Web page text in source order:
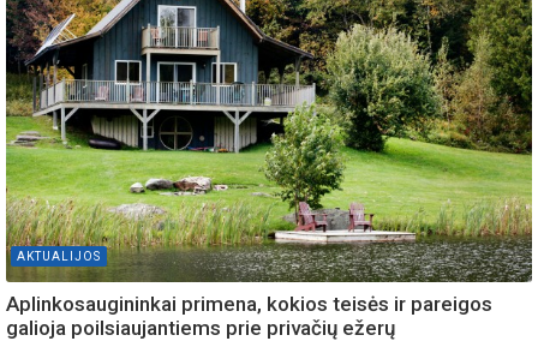
AKTUALIJOS
Aplinkosaugininkai primena, kokios teisės ir pareigos
galioja poilsiaujantiems prie privačių ežerų